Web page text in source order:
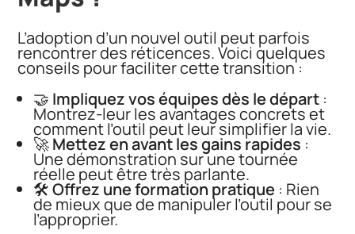
L’adoption d’un nouvel outil peut parfois
rencontrer des réticences. Voici quelques
conseils pour faciliter cette transition :
🤝 Impliquez vos équipes dès le départ :
Montrez-leur les avantages concrets et
comment l’outil peut leur simplifier la vie.
🚀Mettez en avant les gains rapides :
Une démonstration sur une tournée
réelle peut être très parlante.
🛠️Offrez une formation pratique : Rien
de mieux que de manipuler l’outil pour se
l’approprier.